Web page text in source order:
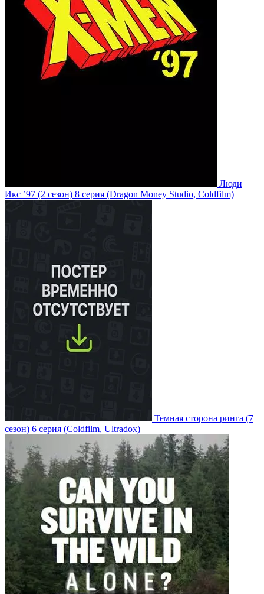
Люди
Икс ’97 (2 сезон) 8 серия (Dragon Money Studio, Coldfilm)
Темная сторона ринга (7
сезон) 6 серия (Coldfilm, Ultradox)